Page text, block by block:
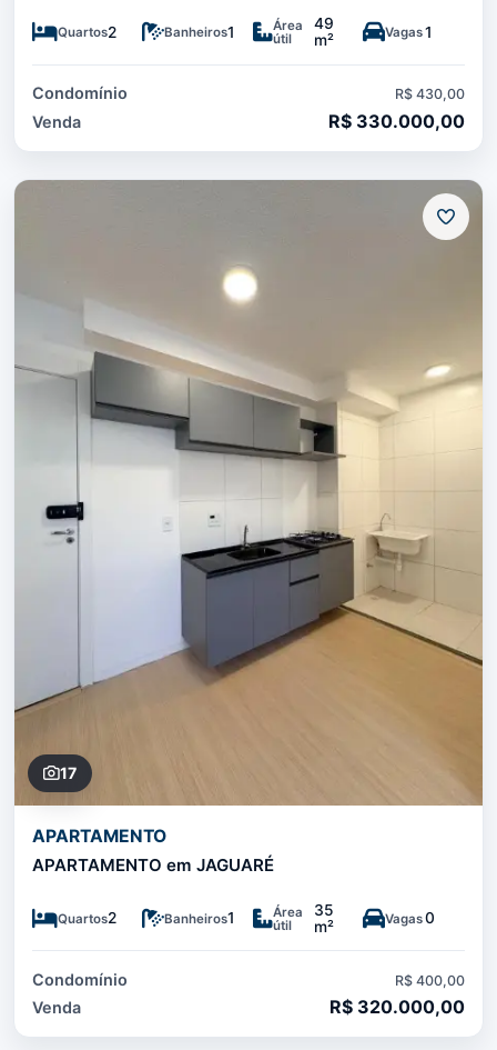
Quartos2 Banheiros1
Área
útil
49
m²
Vagas1
Condomínio R$ 430,00
Venda R$ 330.000,00
17
APARTAMENTO
APARTAMENTO em JAGUARÉ
Quartos2 Banheiros1
Área
útil
35
m²
Vagas0
Condomínio R$ 400,00
Venda R$ 320.000,00